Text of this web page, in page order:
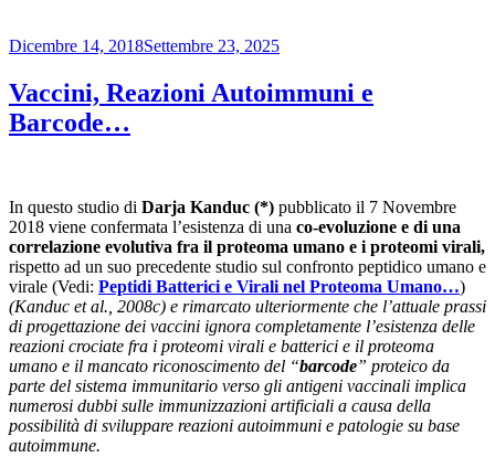
Pubblicato
Dicembre 14, 2018Settembre 23, 2025
Vaccini, Reazioni Autoimmuni e
Barcode…
In questo studio di Darja Kanduc (*) pubblicato il 7 Novembre
2018 viene confermata l’esistenza di una co-evoluzione e di una
correlazione evolutiva fra il proteoma umano e i proteomi virali,
rispetto ad un suo precedente studio sul confronto peptidico umano e
virale (Vedi: Peptidi Batterici e Virali nel Proteoma Umano…)
(Kanduc et al., 2008c) e rimarcato ulteriormente che l’attuale prassi
di progettazione dei vaccini ignora completamente l’esistenza delle
reazioni crociate fra i proteomi virali e batterici e il proteoma
umano e il mancato riconoscimento del “barcode” proteico da
parte del sistema immunitario verso gli antigeni vaccinali implica
numerosi dubbi sulle immunizzazioni artificiali a causa della
possibilità di sviluppare reazioni autoimmuni e patologie su base
autoimmune.